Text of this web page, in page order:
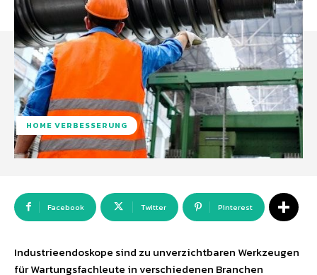
HOME VERBESSERUNG
Facebook Twitter Pinterest
Industrieendoskope sind zu unverzichtbaren Werkzeugen
für Wartungsfachleute in verschiedenen Branchen